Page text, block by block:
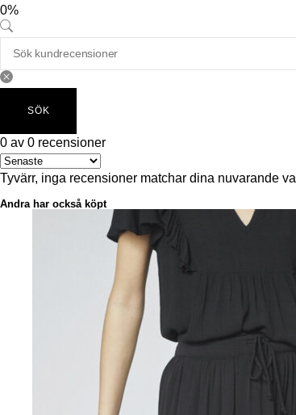
0%
SÖK
0 av 0 recensioner
Tyvärr, inga recensioner matchar dina nuvarande val
Andra har också köpt